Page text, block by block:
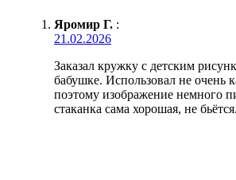
Яромир Г. :
21.02.2026
Заказал кружку с детским
бабушке. Использовал не очень
поэтому изображение немного
стаканка сама хорошая, не бьётся.